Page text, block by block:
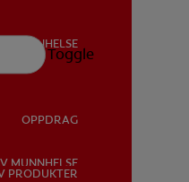
MUNNHELSE
OPPDRAG
MUNNHELSE
PRODUKTER
Toggle